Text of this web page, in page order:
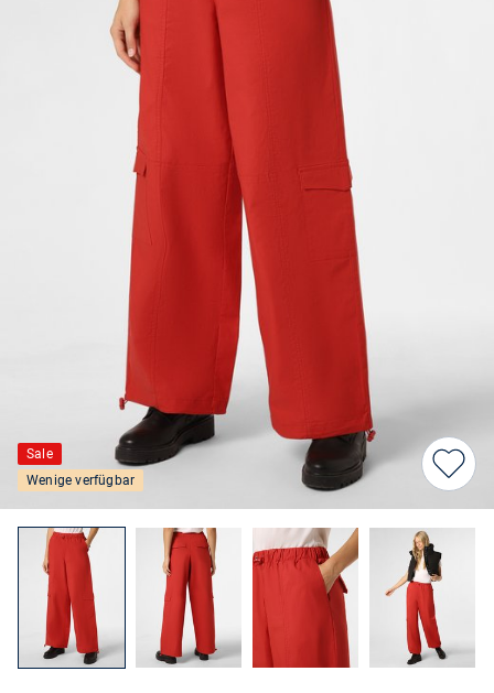
Sale
Wenige verfügbar